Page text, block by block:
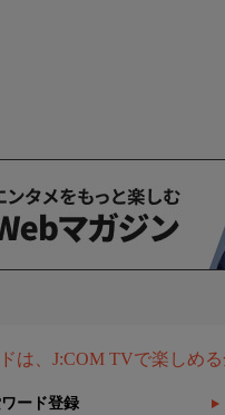
は、J:COM TVで楽しめ
ード登録